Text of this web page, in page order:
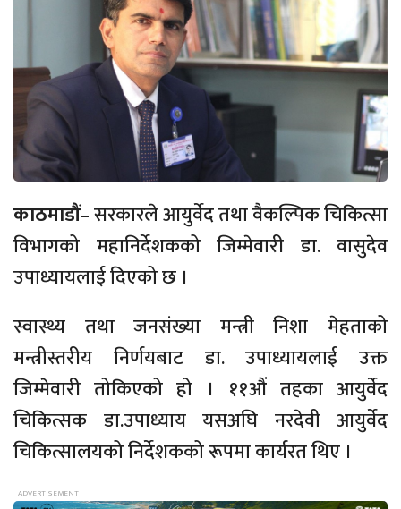
काठमाडौं– सरकारले आयुर्वेद तथा वैकल्पिक चिकित्सा
विभागको महानिर्देशकको जिम्मेवारी डा. वासुदेव
उपाध्यायलाई दिएको छ ।
स्वास्थ्य तथा जनसंख्या मन्त्री निशा मेहताको
मन्त्रीस्तरीय निर्णयबाट डा. उपाध्यायलाई उक्त
जिम्मेवारी तोकिएको हो । ११औं तहका आयुर्वेद
चिकित्सक डा.उपाध्याय यसअघि नरदेवी आयुर्वेद
चिकित्सालयको निर्देशकको रूपमा कार्यरत थिए ।